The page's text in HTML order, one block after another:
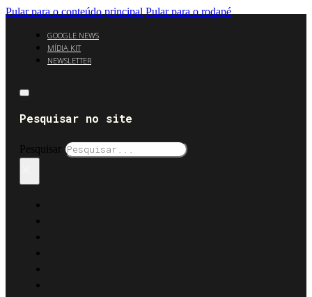
Pular para o conteúdo principal Pular para o rodapé
GOOGLE NEWS
MÍDIA KIT
NEWSLETTER
Pesquisar no site
Pesquisar